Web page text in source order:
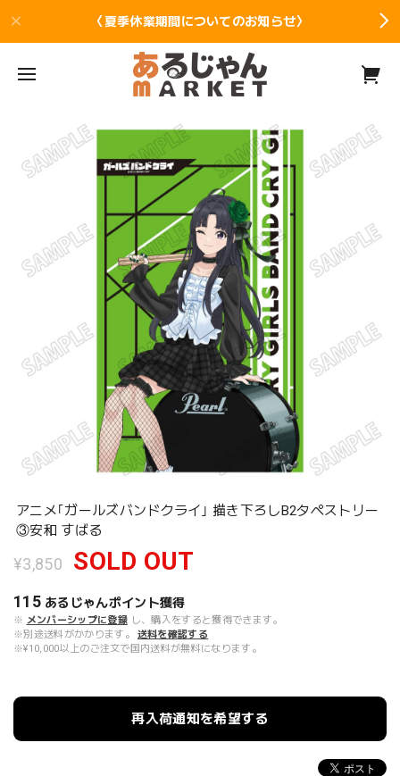
〈夏季休業期間についてのお知らせ〉
アニメ｢ガールズバンドクライ｣ 描き下ろしB2タペストリー
③安和 すばる
¥3,850 SOLD OUT
115 あるじゃんポイント獲得
※ メンバーシップに登録 し、購入をすると獲得できます。
※別途送料がかかります。
送料を確認する
※¥10,000以上のご注文で国内送料が無料になります。
再入荷通知を希望する